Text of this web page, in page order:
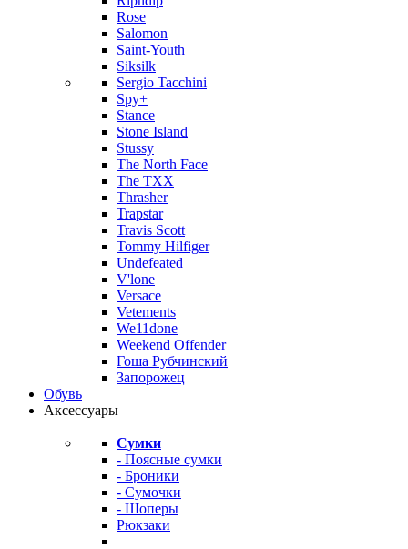
Rose
Salomon
Saint-Youth
Siksilk
Sergio Tacchini
Spy+
Stance
Stone Island
Stussy
The North Face
The TXX
Thrasher
Trapstar
Travis Scott
Tommy Hilfiger
Undefeated
V'lone
Versace
Vetements
We11done
Weekend Offender
Гоша Рубчинский
Запорожец
Обувь
Аксессуары
Сумки
- Поясные сумки
- Броники
- Сумочки
- Шоперы
Рюкзаки